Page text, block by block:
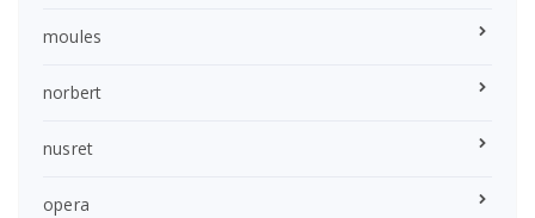
moules
norbert
nusret
opera